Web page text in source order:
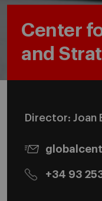
Center
and
Director: Joan
+34 93